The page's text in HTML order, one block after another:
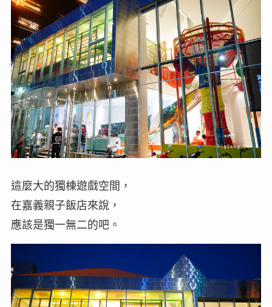
這麼大的獨棟遊戲空間，
在嘉義親子飯店來說，
應該是獨一無二的吧。